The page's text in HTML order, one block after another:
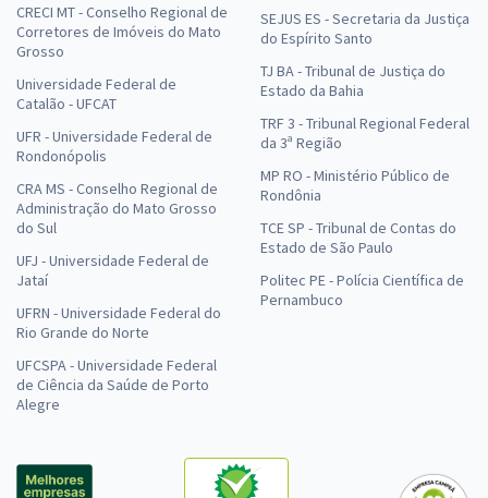
CRECI MT - Conselho Regional de
Corretores de Imóveis do Mato
Grosso
Universidade Federal de
Catalão - UFCAT
UFR - Universidade Federal de
Rondonópolis
CRA MS - Conselho Regional de
Administração do Mato Grosso
do Sul
UFJ - Universidade Federal de
Jataí
UFRN - Universidade Federal do
Rio Grande do Norte
UFCSPA - Universidade Federal
de Ciência da Saúde de Porto
Alegre
SEJUS ES - Secretaria da Justiça
do Espírito Santo
TJ BA - Tribunal de Justiça do
Estado da Bahia
TRF 3 - Tribunal Regional Federal
da 3ª Região
MP RO - Ministério Público de
Rondônia
TCE SP - Tribunal de Contas do
Estado de São Paulo
Politec PE - Polícia Científica de
Pernambuco